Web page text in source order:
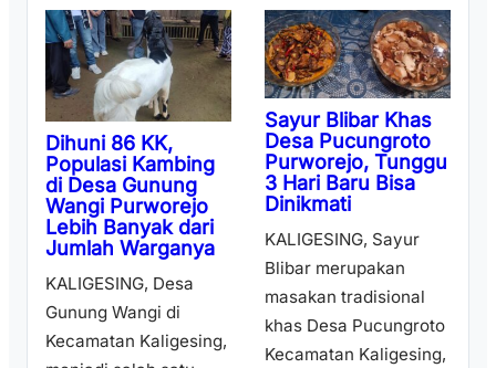
Dihuni 86 KK,
Populasi Kambing
di Desa Gunung
Wangi Purworejo
Lebih Banyak dari
Jumlah Warganya
KALIGESING, Desa
Gunung Wangi di
Kecamatan Kaligesing,
Sayur Blibar Khas
Desa Pucungroto
Purworejo, Tunggu
3 Hari Baru Bisa
Dinikmati
KALIGESING, Sayur
Blibar merupakan
masakan tradisional
khas Desa Pucungroto
Kecamatan Kaligesing,